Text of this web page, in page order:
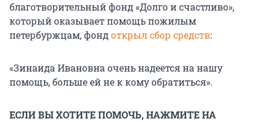
благотворительный фонд «Долго и счастливо»,
который оказывает помощь пожилым
петербуржцам, фондоткрыл сбор средств:
«Зинаида Ивановна очень надеется на нашу
помощь, больше ей не к кому обратиться».
ЕСЛИ ВЫ ХОТИТЕ ПОМОЧЬ, НАЖМИТЕ НА